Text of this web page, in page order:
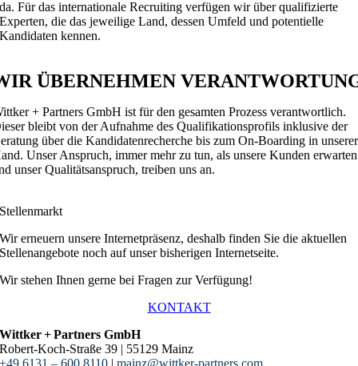
da. Für das internationale Recruiting verfügen wir über qualifizierte
Experten, die das jeweilige Land, dessen Umfeld und potentielle
Kandidaten kennen.
ÜBERNEHMEN
+ Partners GmbH ist für den gesamten Prozess verantwortlich.
bleibt von der Aufnahme des Qualifikationsprofils inklusive der
über die Kandidatenrecherche bis zum On-Boarding in unserer
Unser Anspruch, immer mehr zu tun, als unsere Kunden erwarten
unser Qualitätsanspruch, treiben uns an.
Stellenmarkt
Wir erneuern unsere Internetpräsenz, deshalb finden Sie die aktuellen
Stellenangebote noch auf unser bisherigen Internetseite.
Wir stehen Ihnen gerne bei Fragen zur Verfügung!
KONTAKT
Wittker + Partners GmbH
Robert-Koch-Straße 39 | 55129 Mainz
+49 6131 – 600 8110 |mainz@wittker-partners.com